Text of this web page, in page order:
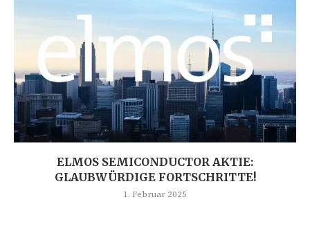
ELMOS SEMICONDUCTOR AKTIE:
GLAUBWÜRDIGE FORTSCHRITTE!
1. Februar 2025